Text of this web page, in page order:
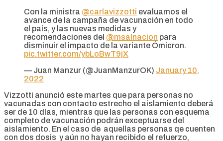
Con la ministra @carlavizzotti evaluamos el
avance de la campaña de vacunación en todo
el país, y las nuevas medidas y
recomendaciones del @msalnacion para
disminuir el impacto de la variante Ómicron.
pic.twitter.com/ybLoBwT9jX
— Juan Manzur (@JuanManzurOK) January 10,
2022
Vizzotti anunció este martes que para personas no
vacunadas con contacto estrecho el aislamiento deberá
ser de 10 días, mientras que las personas con esquema
completo de vacunación podrán exceptuarse del
aislamiento. En el caso de aquellas personas qe cuenten
con dos dosis y aún no hayan recibido el refuerzo,